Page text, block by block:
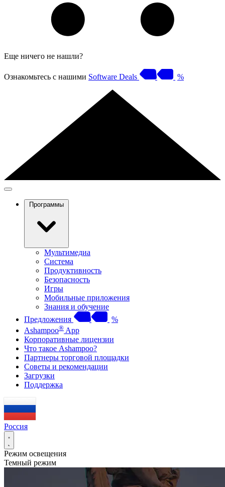
Еще ничего не нашли?
Ознакомьтесь с нашими Software Deals %
Программы
Мультимедиа
Система
Продуктивность
Безопасность
Игры
Мобильные приложения
Знания и обучение
Предложения
%
Ashampoo® App
Корпоративные лицензии
Что такое Ashampoo?
Партнеры торговой площадки
Советы и рекомендации
Загрузки
Поддержка
Россия
Режим освещения
Темный режим